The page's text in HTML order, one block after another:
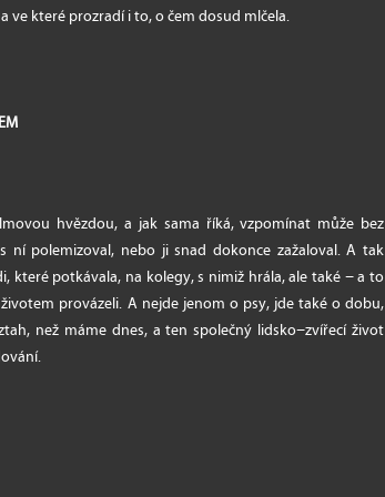
které prozradí i to, o čem dosud mlčela.
hvězdou, a jak sama říká, vzpomínat může bez
polemizoval, nebo ji snad dokonce zažaloval. A tak
které potkávala, na kolegy, s nimiž hrála, ale také − a to
provázeli. A nejde jenom o psy, jde také o dobu,
než máme dnes, a ten společný lidsko−zvířecí život